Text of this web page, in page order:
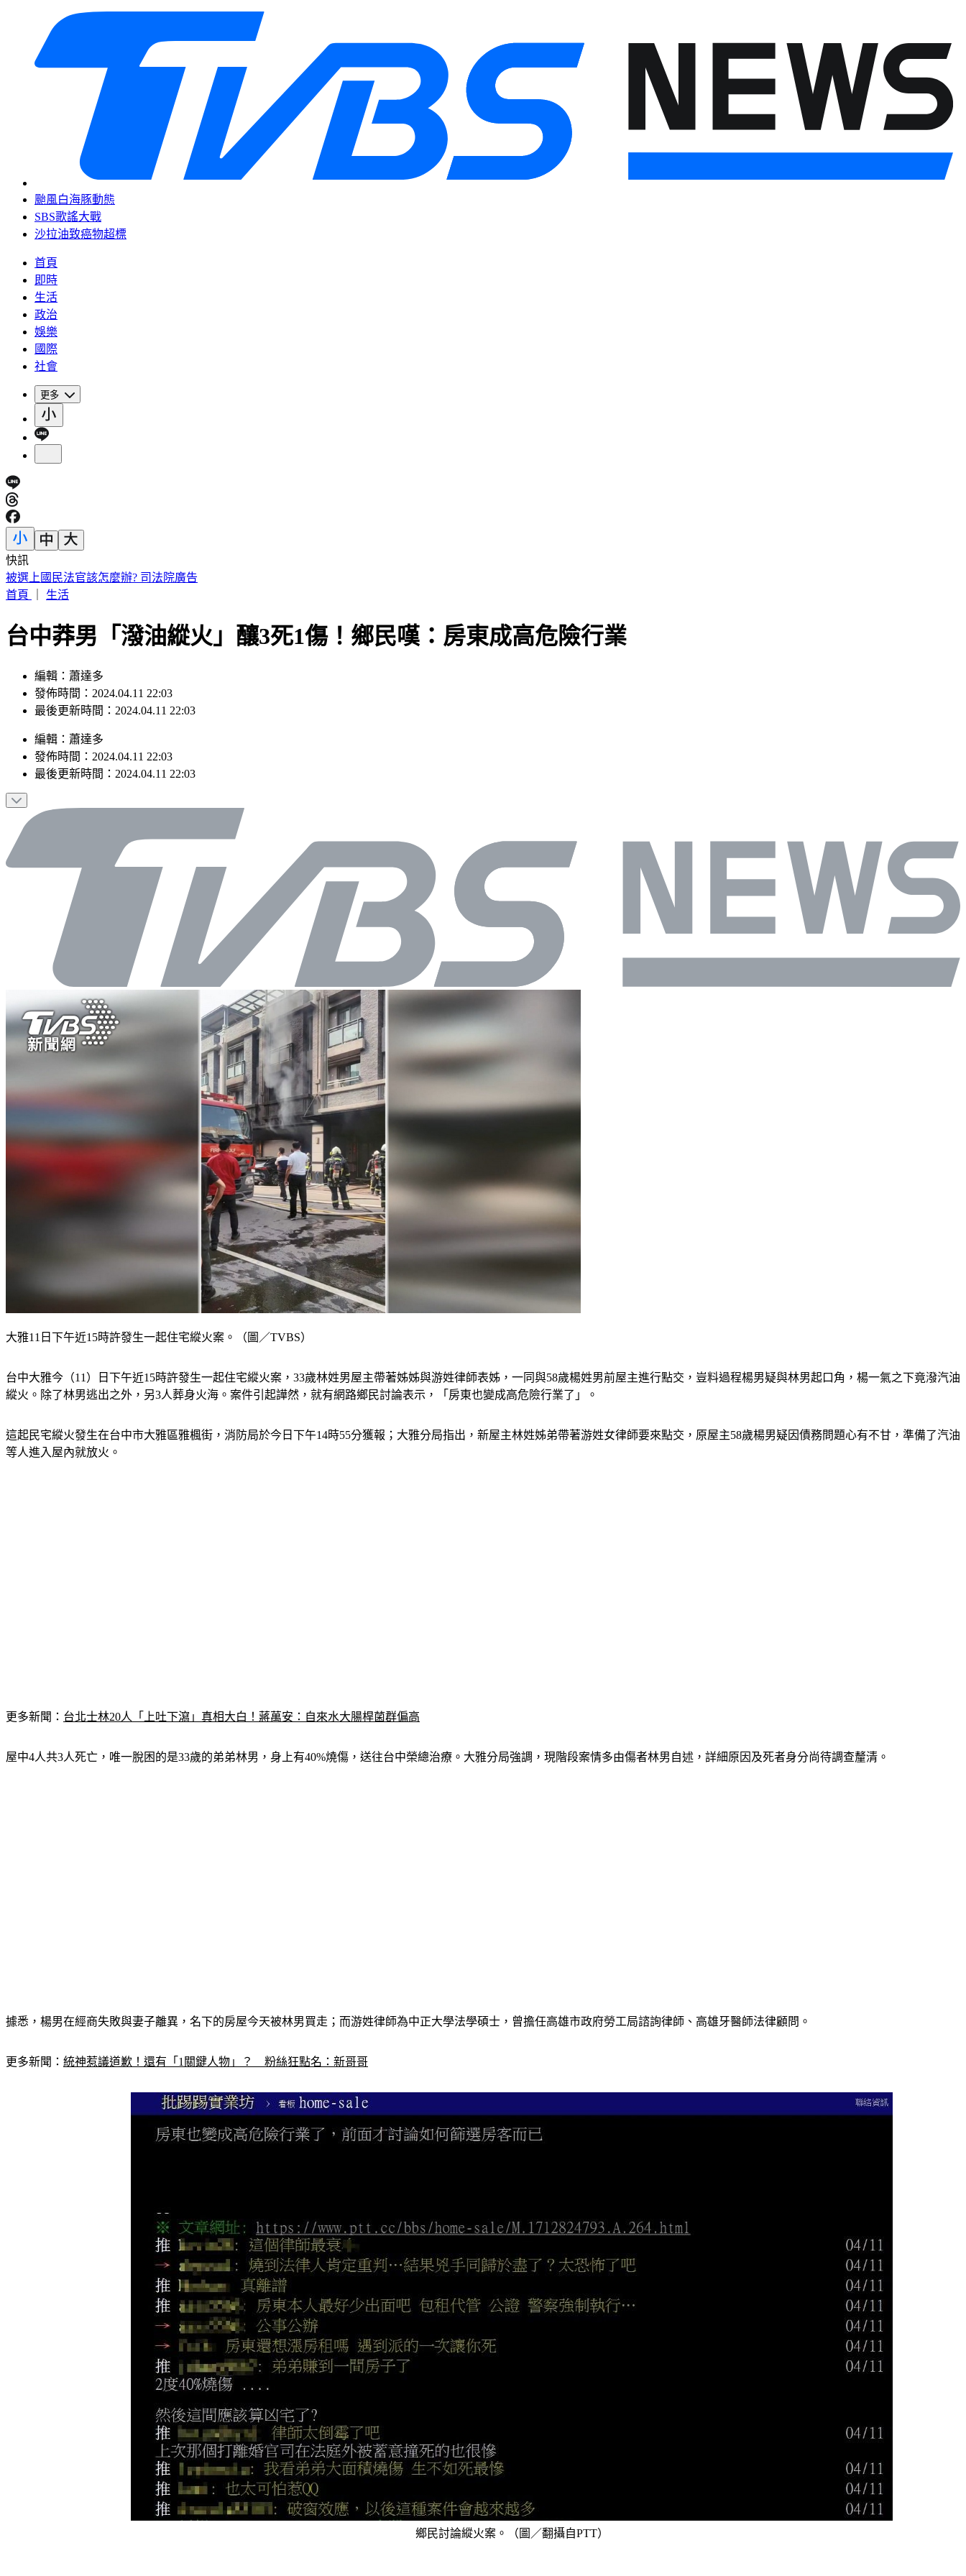
颱風白海豚動態
SBS歌謠大戰
沙拉油致癌物超標
首頁
即時
生活
政治
娛樂
國際
社會
更多
快訊
明放颱風假？白海豚颱風「最新暴風圈侵襲率」曝 這縣市達59％
首頁
生活
台中莽男「潑油縱火」釀3死1傷！鄉民嘆：房東成高危險行業
編輯：蕭達多
發佈時間：2024.04.11 22:03
最後更新時間：2024.04.11 22:03
編輯 ： 蕭達多
發佈時間： 2024.04.11 22:03
最後更新時間： 2024.04.11 22:03
大雅11日下午近15時許發生一起住宅縱火案。（圖／TVBS）
台中大雅今（11）日下午近15時許發生一起住宅縱火案，33歲林姓男屋主帶著姊姊與游姓律師表姊，一同與58歲楊姓男前屋主進行點交，豈料過程楊男疑與林男起口角，楊一氣之下竟潑汽油
縱火。除了林男逃出之外，另3人葬身火海。案件引起譁然，就有網路鄉民討論表示，「房東也變成高危險行業了」。
這起民宅縱火發生在台中市大雅區雅楓街，消防局於今日下午14時55分獲報；大雅分局指出，新屋主林姓姊弟帶著游姓女律師要來點交，原屋主58歲楊男疑因債務問題心有不甘，準備了汽油
等人進入屋內就放火。
更多新聞： 台北士林20人「上吐下瀉」真相大白！蔣萬安：自來水大腸桿菌群偏高
屋中4人共3人死亡，唯一脫困的是33歲的弟弟林男，身上有40%燒傷，送往台中榮總治療。大雅分局強調，現階段案情多由傷者林男自述，詳細原因及死者身分尚待調查釐清。
據悉，楊男在經商失敗與妻子離異，名下的房屋今天被林男買走；而游姓律師為中正大學法學碩士，曾擔任高雄市政府勞工局諮詢律師、高雄牙醫師法律顧問。
更多新聞： 統神惹議道歉！還有「1關鍵人物」？　粉絲狂點名：新哥哥
鄉民討論縱火案。（圖／翻攝自PTT）